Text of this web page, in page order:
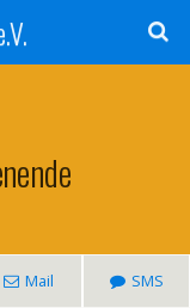
Mail SMS